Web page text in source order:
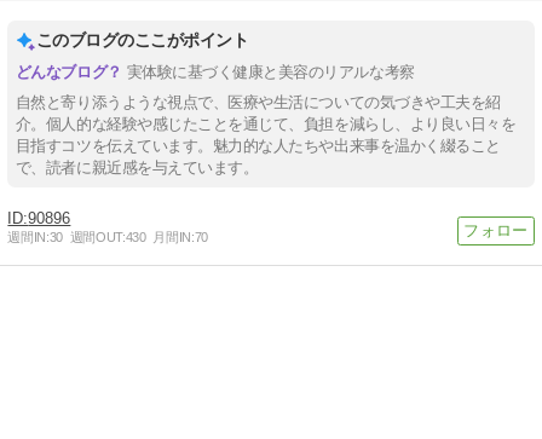
このブログのここがポイント
実体験に基づく健康と美容のリアルな考察
自然と寄り添うような視点で、医療や生活についての気づきや工夫を紹
介。個人的な経験や感じたことを通じて、負担を減らし、より良い日々を
目指すコツを伝えています。魅力的な人たちや出来事を温かく綴ること
で、読者に親近感を与えています。
90896
週間IN:30 週間OUT:430 月間IN:70